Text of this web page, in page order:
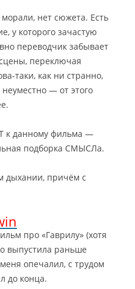
нет сюжета. Есть
у которого зачастую
переводчик забывает
переключая
таки, как ни странно,
— от этого
к данному фильма —
подборка СМЫСЛа.
дыхании, причём с
про «Гаврилу» (хотя
выпустила раньше
опечалил, с трудом
до конца.